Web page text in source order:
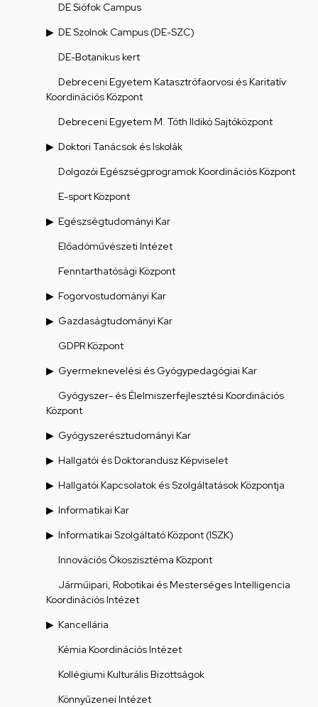
DE Siófok Campus
DE Szolnok Campus (DE-SZC)
DE-Botanikus kert
Debreceni Egyetem Katasztrófaorvosi és Karitatív
Koordinációs Központ
Debreceni Egyetem M. Tóth Ildikó Sajtóközpont
Doktori Tanácsok és Iskolák
Dolgozói Egészségprogramok Koordinációs Központ
E-sport Központ
Egészségtudományi Kar
Előadóművészeti Intézet
Fenntarthatósági Központ
Fogorvostudományi Kar
Gazdaságtudományi Kar
GDPR Központ
Gyermeknevelési és Gyógypedagógiai Kar
Gyógyszer- és Élelmiszerfejlesztési Koordinációs
Központ
Gyógyszerésztudományi Kar
Hallgatói és Doktorandusz Képviselet
Hallgatói Kapcsolatok és Szolgáltatások Központja
Informatikai Kar
Informatikai Szolgáltató Központ (ISZK)
Innovációs Ökoszisztéma Központ
Járműipari, Robotikai és Mesterséges Intelligencia
Koordinációs Intézet
Kancellária
Kémia Koordinációs Intézet
Kollégiumi Kulturális Bizottságok
Könnyűzenei Intézet